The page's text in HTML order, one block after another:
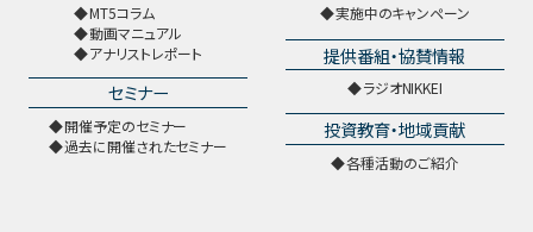
MT5コラム
動画マニュアル
アナリストレポート
セミナー
開催予定のセミナー
過去に開催されたセミナー
実施中のキャンペーン
提供番組・協賛情報
ラジオNIKKEI
投資教育・地域貢献
各種活動のご紹介